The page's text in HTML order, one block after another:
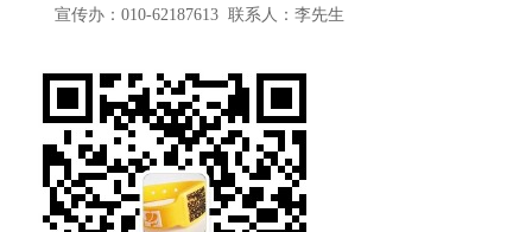
宣传办： 010-62187613 联系人：李先生